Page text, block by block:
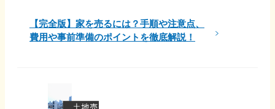
【完全版】家を売るには？手順や注意点、
費用や事前準備のポイントを徹底解説！